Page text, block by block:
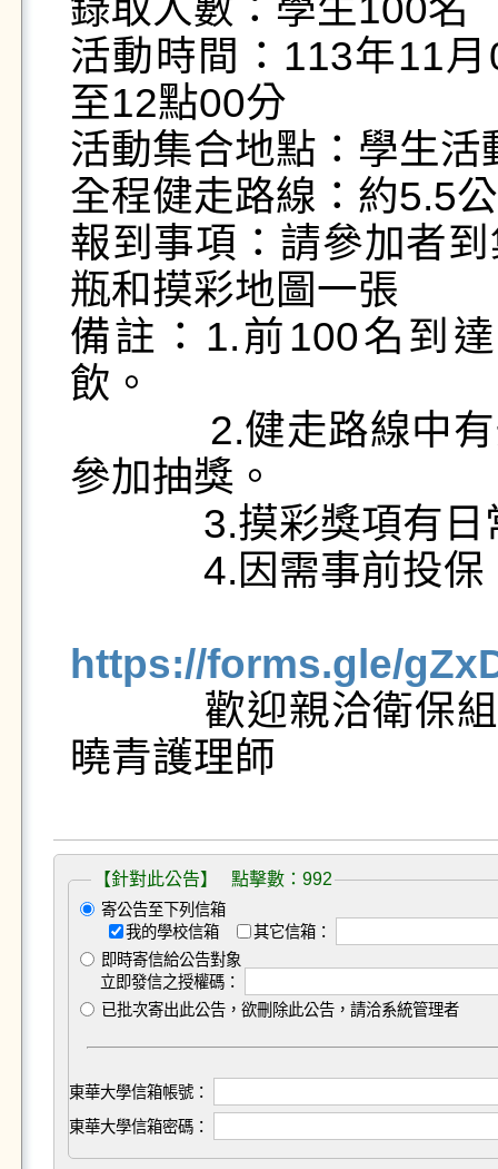
錄取人數：學生100名
活動時間：113年11
至12點00分
活動集合地點：學生活
全程健走路線：約5.5
報到事項：請參加者
瓶和摸彩地圖一張
備註：1.前100名到
飲。
參加抽獎。
https://forms.gle/
曉青護理師
【針對此公告】 點擊數：992
寄公告至下列信箱
我的學校信箱
其它信箱：
即時寄信給公告對象
立即發信之授權碼：
已批次寄出此公告，欲刪除此公告，請洽系統管理者
東華大學信箱帳號：
東華大學信箱密碼：